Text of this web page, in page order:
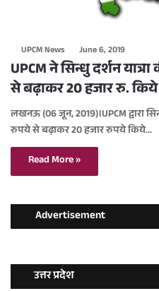
UPCM News June 6, 2019
UPCM ने सिन्धु दर्शन
से बढ़ाकर 20 हजार रु.
लखनऊ (06 जून, 2019)।UPCM द्वारा
रुपये से बढ़ाकर 20 हजार रुपये किये…
Read More »
Advertisement
उत्तर प्रदेश